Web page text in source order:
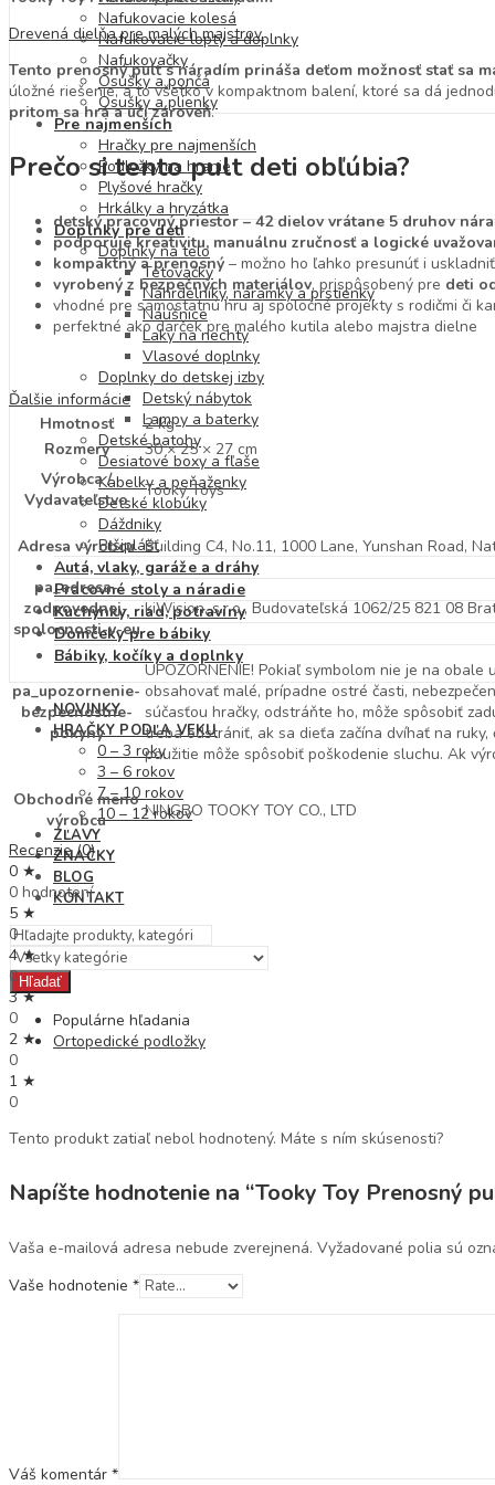
Nafukovacie kolesá
Nafukovacie lopty a doplnky
Nafukovačky
Osušky a pončá
Osušky a plienky
Pre najmenších
Hračky pre najmenších
Podložky na hranie
Plyšové hračky
Hrkálky a hryzátka
Doplnky pre deti
Doplnky na telo
Tetovačky
Náhrdelníky, náramky a prstienky
Náušnice
Laky na nechty
Vlasové doplnky
Doplnky do detskej izby
Detský nábytok
Lampy a baterky
Detské batohy
Desiatové boxy a fľaše
Kabelky a peňaženky
Detské klobúky
Dáždniky
Pršiplášť
Autá, vlaky, garáže a dráhy
Pracovné stoly a náradie
Kuchynky, riad, potraviny
Domčeky pre bábiky
Bábiky, kočíky a doplnky
NOVINKY
HRAČKY PODĽA VEKU
0 – 3 roky
3 – 6 rokov
7 – 10 rokov
10 – 12 rokov
ZĽAVY
ZNAČKY
BLOG
KONTAKT
Hľadať
Populárne hľadania
Ortopedické podložky
Drevená dielňa pre malých majstrov.
Tento prenosný pult s náradím prináša deťom možnosť stať sa
úložné riešenie, a to všetko v kompaktnom balení, ktoré sa dá
pritom sa hrá a učí zároveň.
Prečo si tento pult deti obľúbia?
detský pracovný priestor – 42 dielov vrátane 5 druhov
podporuje kreativitu, manuálnu zručnosť a logické
kompaktný a prenosný – možno ho ľahko presunúť i uskladniť
vyrobený z bezpečných materiálov, prispôsobený pre deti
vhodné pre samostatnú hru aj spoločné projekty s rodičmi či
perfektné ako darček pre malého kutila alebo majstra dielne
Ďalšie informácie
Hmotnosť
2 kg
Rozmery
30 × 25 × 27 cm
Výrobca /
Vydavateľstvo
Tooky Toys
Adresa výrobcu Building C4, No.11, 1000 Lane, Yunshan Road,
pa_adresa-
zodpovednej-
spolocnosti-v-eu
kiWision, s.r.o., Budovateľská 1062/25 821 08
pa_upozornenie-
bezpecnostne-
pokyny
UPOZORNENIE! Pokiaľ symbolom nie je na
obsahovať malé, prípadne ostré časti,
súčasťou hračky, odstráňte ho, môže spôsobiť
treba odstrániť, ak sa dieťa začína dvíhať na
použitie môže spôsobiť poškodenie sluchu. Ak
Obchodné meno
výrobcu
NINGBO TOOKY TOY CO., LTD
Recenzie (0)
0 ★
0 hodnotení
5 ★
0
4 ★
0
3 ★
0
2 ★
0
1 ★
0
Tento produkt zatiaľ nebol hodnotený. Máte s ním skúsenosti?
Napíšte hodnotenie na “Tooky Toy Prenosný
Vaša e-mailová adresa nebude zverejnená. Vyžadované polia sú
Vaše hodnotenie *
Váš komentár *